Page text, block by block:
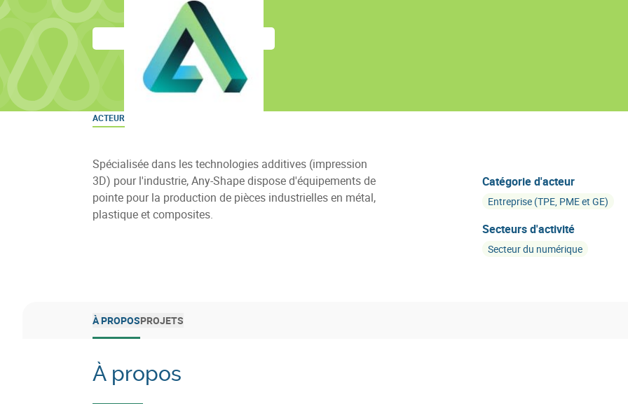
AnyShape
ACTEUR
Spécialisée dans les technologies additives (impression
3D) pour l'industrie, Any-Shape dispose d'équipements de
pointe pour la production de pièces industrielles en métal,
plastique et composites.
Catégorie d'acteur
Entreprise (TPE, PME et GE)
Secteurs d'activité
Secteur du numérique
À PROPOSPROJETS
À propos